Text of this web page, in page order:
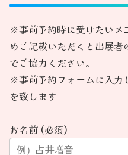
※事前予約時に受けたいメ
めご記載いただくと出展
でご協力ください。
※事前予約フォームに入力
を致します
お名前 (必須)